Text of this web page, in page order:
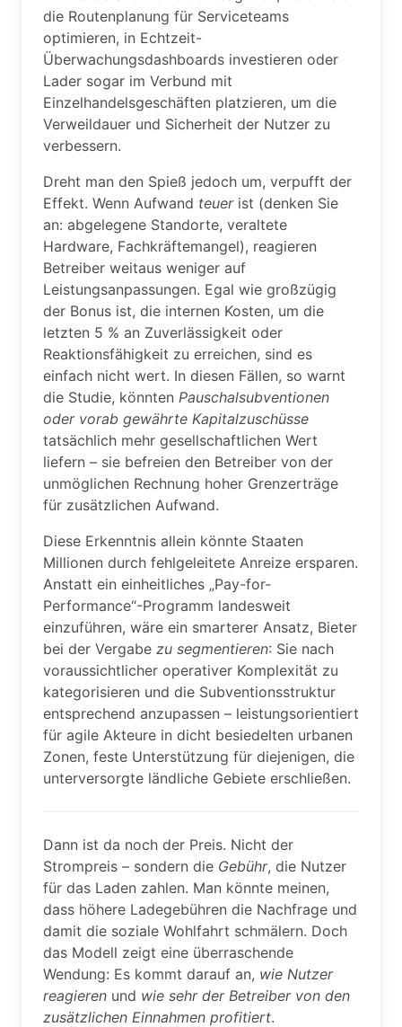
die Routenplanung für Serviceteams
optimieren, in Echtzeit-
Überwachungsdashboards investieren oder
Lader sogar im Verbund mit
Einzelhandelsgeschäften platzieren, um die
Verweildauer und Sicherheit der Nutzer zu
verbessern.
Dreht man den Spieß jedoch um, verpufft der
Effekt. Wenn Aufwand teuerist (denken Sie
an: abgelegene Standorte, veraltete
Hardware, Fachkräftemangel), reagieren
Betreiber weitaus weniger auf
Leistungsanpassungen. Egal wie großzügig
der Bonus ist, die internen Kosten, um die
letzten 5 % an Zuverlässigkeit oder
Reaktionsfähigkeit zu erreichen, sind es
einfach nicht wert. In diesen Fällen, so warnt
die Studie, könnten Pauschalsubventionen
oder vorab gewährte Kapitalzuschüsse
tatsächlich mehr gesellschaftlichen Wert
liefern – sie befreien den Betreiber von der
unmöglichen Rechnung hoher Grenzerträge
für zusätzlichen Aufwand.
Diese Erkenntnis allein könnte Staaten
Millionen durch fehlgeleitete Anreize ersparen.
Anstatt ein einheitliches „Pay-for-
Performance“-Programm landesweit
einzuführen, wäre ein smarterer Ansatz, Bieter
bei der Vergabe zu segmentieren: Sie nach
voraussichtlicher operativer Komplexität zu
kategorisieren und die Subventionsstruktur
entsprechend anzupassen – leistungsorientiert
für agile Akteure in dicht besiedelten urbanen
Zonen, feste Unterstützung für diejenigen, die
unterversorgte ländliche Gebiete erschließen.
Dann ist da noch der Preis. Nicht der
Strompreis – sondern die Gebühr, die Nutzer
für das Laden zahlen. Man könnte meinen,
dass höhere Ladegebühren die Nachfrage und
damit die soziale Wohlfahrt schmälern. Doch
das Modell zeigt eine überraschende
Wendung: Es kommt darauf an, wie Nutzer
reagieren und wie sehr der Betreiber von den
zusätzlichen Einnahmen profitiert.